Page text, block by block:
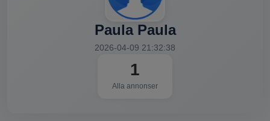
Paula Paula
2026-04-09 21:32:38
1
Alla annonser